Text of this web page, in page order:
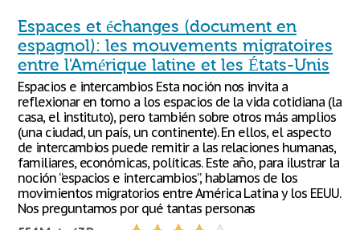
Espaces et échanges (document en
espagnol): les mouvements migratoires
entre l'Amérique latine et les États-Unis
Espacios e intercambios Esta noción nos invita a
reflexionar en torno a los espacios de la vida cotidiana (la
casa, el instituto), pero también sobre otros más amplios
(una ciudad, un país, un continente). En ellos, el aspecto
de intercambios puede remitir a las relaciones humanas,
familiares, económicas, políticas. Este año, para ilustrar la
noción “espacios e intercambios”, hablamos de los
movimientos migratorios entre América Latina y los EEUU.
Nos preguntamos por qué tantas personas